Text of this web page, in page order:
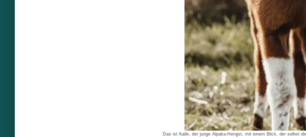
Das ist Kalle, der junge Alpaka-Hengst, mit einem Blick, der selbst